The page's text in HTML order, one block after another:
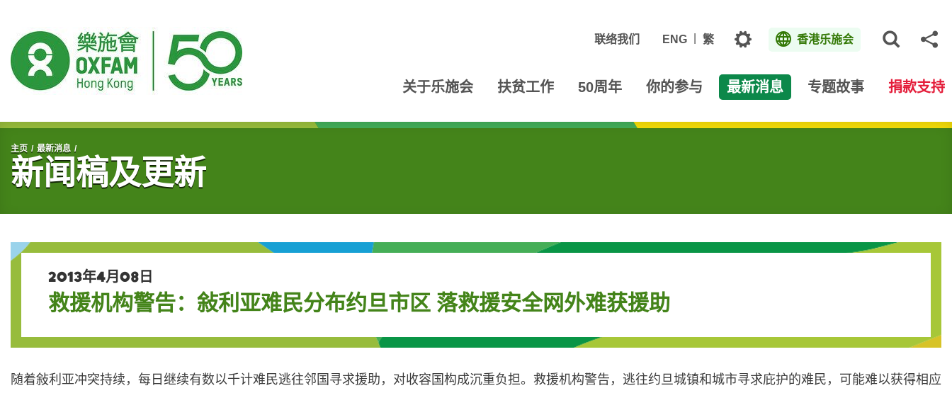
联络我们 ENG 繁 主题 香港乐施会
关于乐施会 扶贫工作 50周年 你的参与 最新消息 专题故事 捐款支持
开始主要内容
主页 最新消息
新闻稿及更新
2013年4月08日
救援机构警告：敍利亚难民分布约旦市区 落救援安全网外难获援助
随着敍利亚冲突持续，每日继续有数以千计难民逃往邻国寻求援助，对收容国构成沉重负担。救援机构警告，逃往约旦城镇和城市寻求庇护的难民，可能难以获得相应